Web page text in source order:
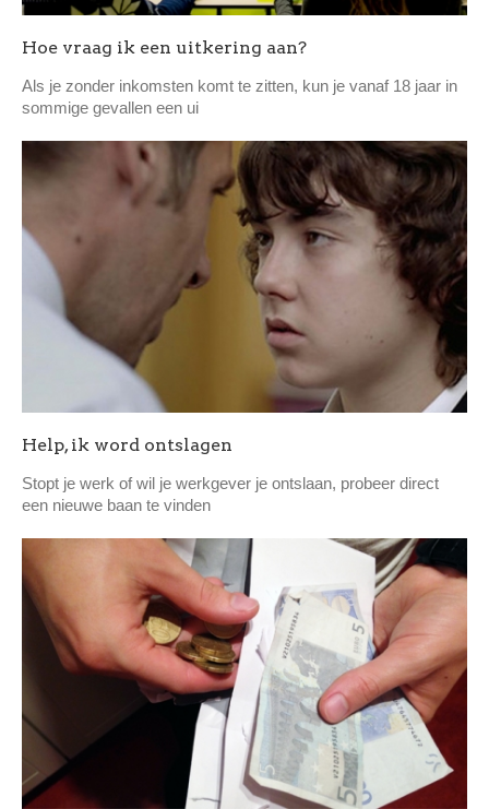
Hoe vraag ik een uitkering aan?
Als je zonder inkomsten komt te zitten, kun je vanaf 18 jaar in
sommige gevallen een ui
Help, ik word ontslagen
Stopt je werk of wil je werkgever je ontslaan, probeer direct
een nieuwe baan te vinden